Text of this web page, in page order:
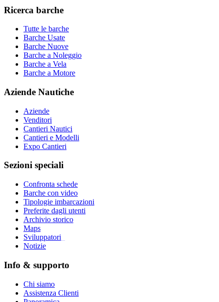
Ricerca barche
Tutte le barche
Barche Usate
Barche Nuove
Barche a Noleggio
Barche a Vela
Barche a Motore
Aziende Nautiche
Aziende
Venditori
Cantieri Nautici
Cantieri e Modelli
Expo Cantieri
Sezioni speciali
Confronta schede
Barche con video
Tipologie imbarcazioni
Preferite dagli utenti
Archivio storico
Maps
Sviluppatori
Notizie
Info & supporto
Chi siamo
Assistenza Clienti